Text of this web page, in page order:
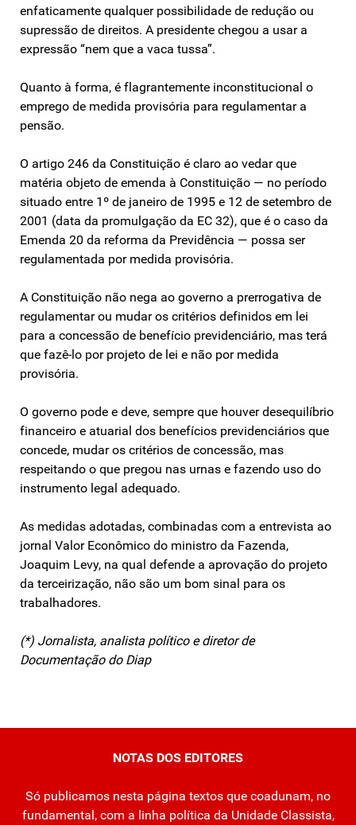
enfaticamente qualquer possibilidade de redução ou
supressão de direitos. A presidente chegou a usar a
expressão “nem que a vaca tussa”.
Quanto à forma, é flagrantemente inconstitucional o
emprego de medida provisória para regulamentar a
pensão.
O artigo 246 da Constituição é claro ao vedar que
matéria objeto de emenda à Constituição — no período
situado entre 1º de janeiro de 1995 e 12 de setembro de
2001 (data da promulgação da EC 32), que é o caso da
Emenda 20 da reforma da Previdência — possa ser
regulamentada por medida provisória.
A Constituição não nega ao governo a prerrogativa de
regulamentar ou mudar os critérios definidos em lei
para a concessão de benefício previdenciário, mas terá
que fazê-lo por projeto de lei e não por medida
provisória.
O governo pode e deve, sempre que houver desequilíbrio
financeiro e atuarial dos benefícios previdenciários que
concede, mudar os critérios de concessão, mas
respeitando o que pregou nas urnas e fazendo uso do
instrumento legal adequado.
As medidas adotadas, combinadas com a entrevista ao
jornal Valor Econômico do ministro da Fazenda,
Joaquim Levy, na qual defende a aprovação do projeto
da terceirização, não são um bom sinal para os
trabalhadores.
(*) Jornalista, analista político e diretor de
Documentação do Diap
NOTAS DOS EDITORES
Só publicamos nesta página textos que coadunam, no
fundamental, com a linha política da Unidade Classista,